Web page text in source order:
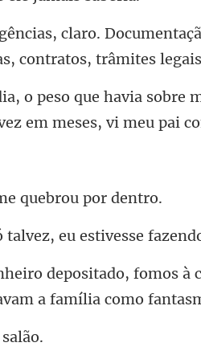
e quebrou
eu estivesse faze
a f